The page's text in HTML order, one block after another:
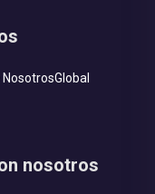
Global
nosotros